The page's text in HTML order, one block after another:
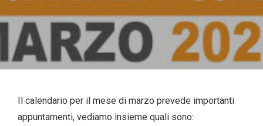
Il calendario per il mese di marzo prevede importanti
appuntamenti, vediamo insieme quali sono: